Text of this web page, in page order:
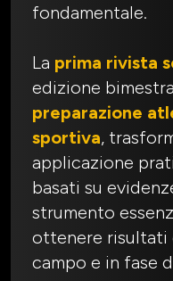
fondamentale.
La prima rivista
edizione
preparazione
sportiva,
applicazione
basati su
strumento
ottenere risultati
campo e in fase